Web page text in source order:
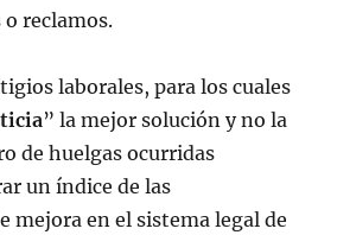
reclamos.
laborales, para los cuales
” la mejor solución y no la
de huelgas ocurridas
un índice de las
mejora en el sistema legal de